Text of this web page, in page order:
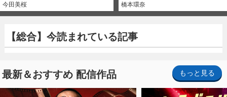
今田美桜 橋本環奈
【総合】今読まれている記事
最新＆おすすめ 配信作品 もっと見る